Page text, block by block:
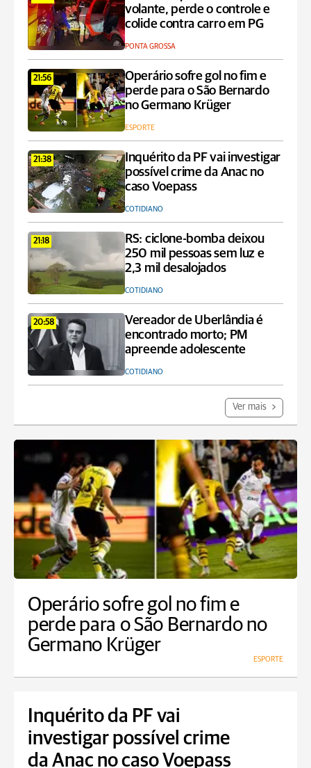
volante, perde o controle e
colide contra carro em PG
PONTA GROSSA
21:56
Operário sofre gol no fim e
perde para o São Bernardo
no Germano Krüger
ESPORTE
21:38
Inquérito da PF vai investigar
possível crime da Anac no
caso Voepass
COTIDIANO
21:18
RS: ciclone-bomba deixou
250 mil pessoas sem luz e
2,3 mil desalojados
COTIDIANO
20:58
Vereador de Uberlândia é
encontrado morto; PM
apreende adolescente
COTIDIANO
Ver mais
Operário sofre gol no fim e
perde para o São Bernardo no
Germano Krüger
ESPORTE
Inquérito da PF vai
investigar possível crime
da Anac no caso Voepass